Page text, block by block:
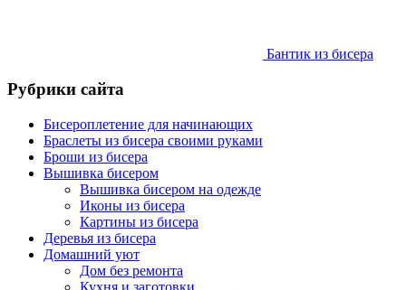
Бантик из бисера
Рубрики сайта
Бисероплетение для начинающих
Браслеты из бисера своими руками
Броши из бисера
Вышивка бисером
Вышивка бисером на одежде
Иконы из бисера
Картины из бисера
Деревья из бисера
Домашний уют
Дом без ремонта
Кухня и заготовки